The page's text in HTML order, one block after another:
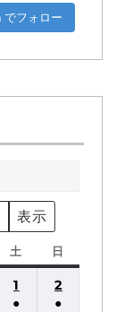
フォロー
土
曜
日
曜
1
●
2
●